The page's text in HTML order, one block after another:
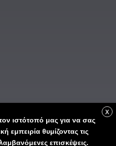
X
ιστότοπό μας για να σας
εμπειρία θυμίζοντας τις
επισκέψεις.